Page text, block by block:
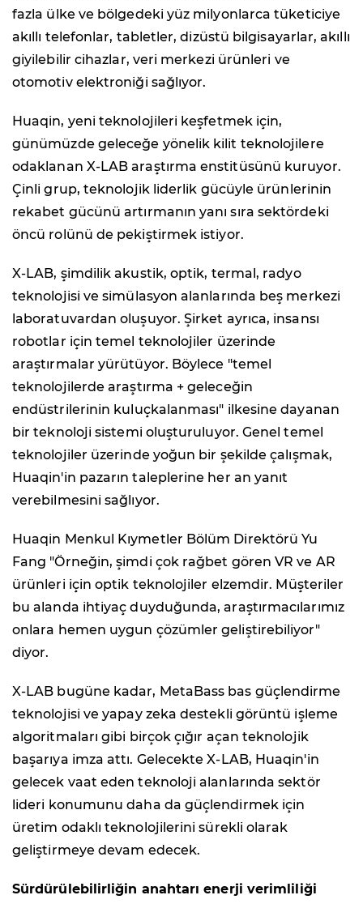
fazla ülke ve bölgedeki yüz milyonlarca tüketiciye
akıllı telefonlar, tabletler, dizüstü bilgisayarlar, akıllı
giyilebilir cihazlar, veri merkezi ürünleri ve
otomotiv elektroniği sağlıyor.
Huaqin, yeni teknolojileri keşfetmek için,
günümüzde geleceğe yönelik kilit teknolojilere
odaklanan X-LAB araştırma enstitüsünü kuruyor.
Çinli grup, teknolojik liderlik gücüyle ürünlerinin
rekabet gücünü artırmanın yanı sıra sektördeki
öncü rolünü de pekiştirmek istiyor.
X-LAB, şimdilik akustik, optik, termal, radyo
teknolojisi ve simülasyon alanlarında beş merkezi
laboratuvardan oluşuyor. Şirket ayrıca, insansı
robotlar için temel teknolojiler üzerinde
araştırmalar yürütüyor. Böylece "temel
teknolojilerde araştırma + geleceğin
endüstrilerinin kuluçkalanması" ilkesine dayanan
bir teknoloji sistemi oluşturuluyor. Genel temel
teknolojiler üzerinde yoğun bir şekilde çalışmak,
Huaqin'in pazarın taleplerine her an yanıt
verebilmesini sağlıyor.
Huaqin Menkul Kıymetler Bölüm Direktörü Yu
Fang "Örneğin, şimdi çok rağbet gören VR ve AR
ürünleri için optik teknolojiler elzemdir. Müşteriler
bu alanda ihtiyaç duyduğunda, araştırmacılarımız
onlara hemen uygun çözümler geliştirebiliyor"
diyor.
X-LAB bugüne kadar, MetaBass bas güçlendirme
teknolojisi ve yapay zeka destekli görüntü işleme
algoritmaları gibi birçok çığır açan teknolojik
başarıya imza attı. Gelecekte X-LAB, Huaqin'in
gelecek vaat eden teknoloji alanlarında sektör
lideri konumunu daha da güçlendirmek için
üretim odaklı teknolojilerini sürekli olarak
geliştirmeye devam edecek.
Sürdürülebilirliğin anahtarı enerji verimliliği